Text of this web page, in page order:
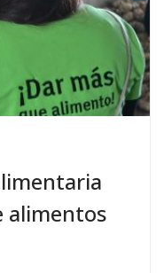
alimentos